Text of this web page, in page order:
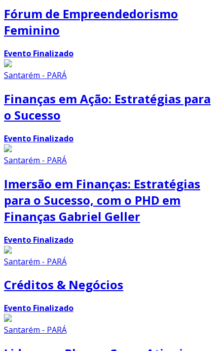
Fórum de Empreendedorismo
Feminino
Evento Finalizado
Santarém - PARÁ
Finanças em Ação: Estratégias para
o Sucesso
Evento Finalizado
Santarém - PARÁ
Imersão em Finanças: Estratégias
para o Sucesso, com o PHD em
Finanças Gabriel Geller
Evento Finalizado
Santarém - PARÁ
Créditos & Negócios
Evento Finalizado
Santarém - PARÁ